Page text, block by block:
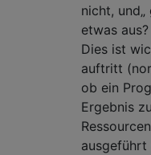
nicht,
etwas
Dies ist
auftritt
ob ein
Ergebnis
ausgeführt